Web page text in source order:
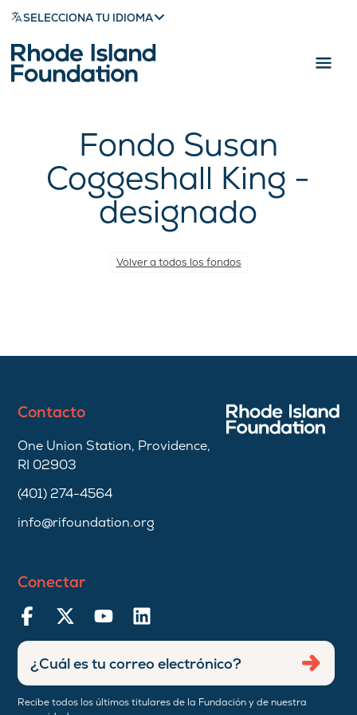
SELECCIONA TU IDIOMA
Fondo Susan
Coggeshall King -
designado
Volver a todos los fondos
Contacto
One Union Station, Providence,
RI 02903
(401) 274-4564
info@rifoundation.org
Conectar
Recibe todos los últimos titulares de la Fundación y de nuestra
Ingresar
dirección
de
correo
Enviar